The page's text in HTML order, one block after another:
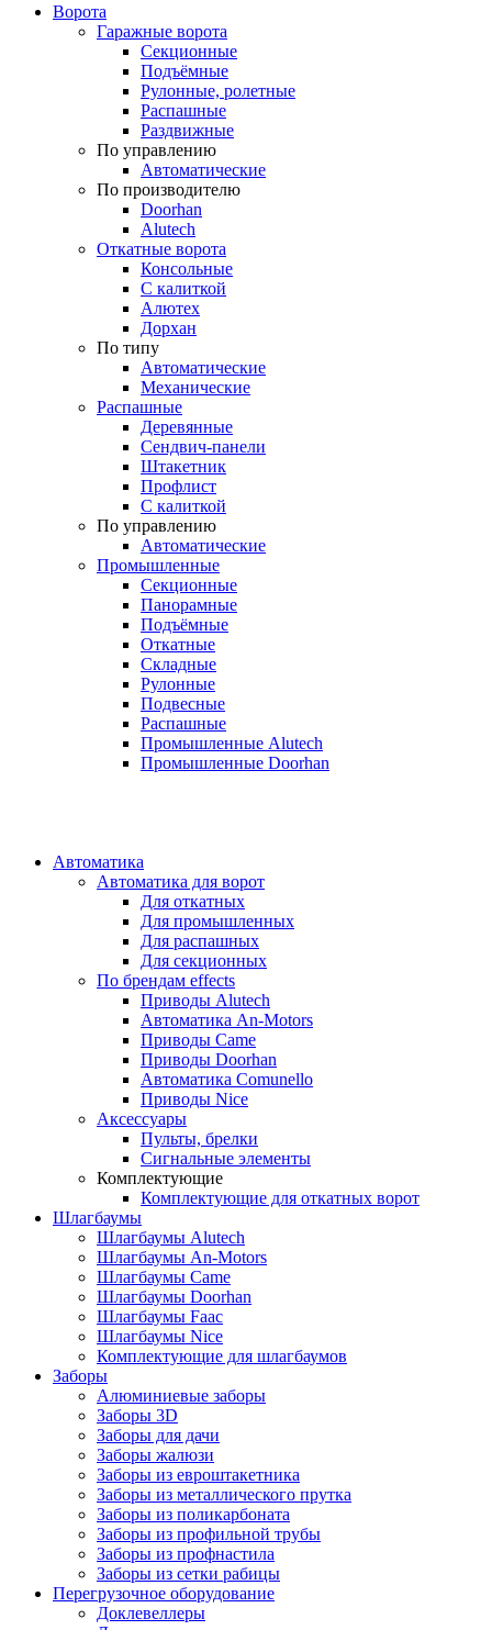
Ворота
Гаражные ворота
Секционные
Подъёмные
Рулонные, ролетные
Распашные
Раздвижные
По управлению
Автоматические
По производителю
Doorhan
Alutech
Откатные ворота
Консольные
С калиткой
Алютех
Дорхан
По типу
Автоматические
Механические
Распашные
Деревянные
Сендвич-панели
Штакетник
Профлист
С калиткой
По управлению
Автоматические
Промышленные
Секционные
Панорамные
Подъёмные
Откатные
Складные
Рулонные
Подвесные
Распашные
Промышленные Alutech
Промышленные Doorhan
Автоматика
Автоматика для ворот
Для откатных
Для промышленных
Для распашных
Для секционных
По брендам effects
Приводы Alutech
Автоматика An-Motors
Приводы Came
Приводы Doorhan
Автоматика Comunello
Приводы Nice
Аксессуары
Пульты, брелки
Сигнальные элементы
Комплектующие
Комплектующие для откатных ворот
Шлагбаумы
Шлагбаумы Alutech
Шлагбаумы An-Motors
Шлагбаумы Came
Шлагбаумы Doorhan
Шлагбаумы Faac
Шлагбаумы Nice
Комплектующие для шлагбаумов
Заборы
Алюминиевые заборы
Заборы 3D
Заборы для дачи
Заборы жалюзи
Заборы из евроштакетника
Заборы из металлического прутка
Заборы из поликарбоната
Заборы из профильной трубы
Заборы из профнастила
Заборы из сетки рабицы
Перегрузочное оборудование
Доклевеллеры